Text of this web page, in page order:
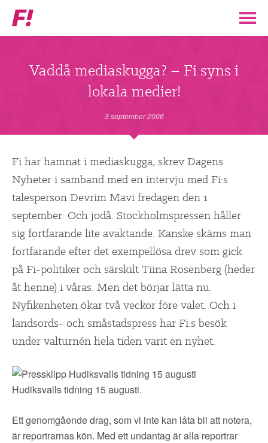
Feministiskt
initiativ
ENGAGERA DIG I F! ▼
ENAD RÖST
PARTILEDARE
OM FI ▼
FÖR MEDLEMMAR ▼
NYHETER
SÖK
Vaddå mediaskugga? – Fi syns i
lokala medier!
3 september 2006
Fi har hamnat i mediaskugga, skrev Dagens
Nyheter i samband med en intervju med Fi:s
talesperson Devrim Mavi fredagen den 1
september. Och jodå. Stockholmspressen håller
sig fortfarande lite avaktande. Kanske skäms man
fortfarande efter det exempellösa drev som gick
på Fi-politiker och särskilt Tiina Rosenberg (heder
åt henne) i våras. Men det börjar lätta nu.
Nyfikenheten ökar två veckor före valet. Och i
landsords- och småstadspress har Fi:s besök
under valturnén hela tiden varit en nyhet.
Hudiksvalls tidning 15 augusti.
Ett genomgående drag, som vi inte kan låta bli att notera,
är reportrarnas kön. Med ett undantag är alla reportrar